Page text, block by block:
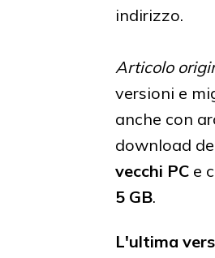
indirizzo.
Articolo
versioni e
anche con
download
vecchi PC e
5 GB.
L'ultima